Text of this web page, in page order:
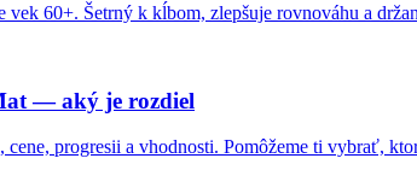
60+. Šetrný k kĺbom, zlepšuje rovnováhu a
— aký je rozdiel
cene, progresii a vhodnosti. Pomôžeme ti vybrať,